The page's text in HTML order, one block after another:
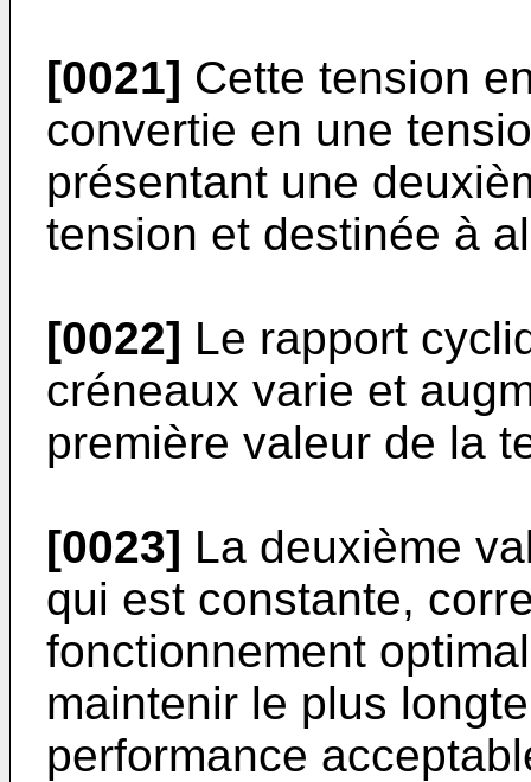
[0021] Cette tension
convertie en une
présentant une
tension et destinée à
[0022] Le rapport
créneaux varie et
première valeur de la
[0023] La deuxième
qui est constante,
fonctionnement
maintenir le plus
performance